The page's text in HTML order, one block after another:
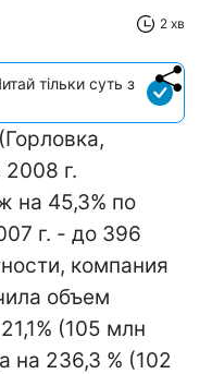
2 хв
тільки суть з
г.
на 45,3% по
г. - до 396
компания
объем
(105 млн
на 236,3 % (102